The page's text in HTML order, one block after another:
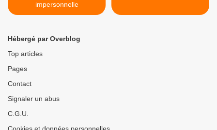
impersonnelle
Hébergé par Overblog
Top articles
Pages
Contact
Signaler un abus
C.G.U.